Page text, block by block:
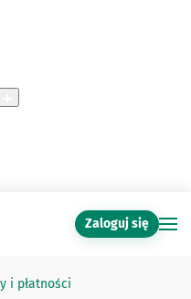
Zaloguj się
i płatności